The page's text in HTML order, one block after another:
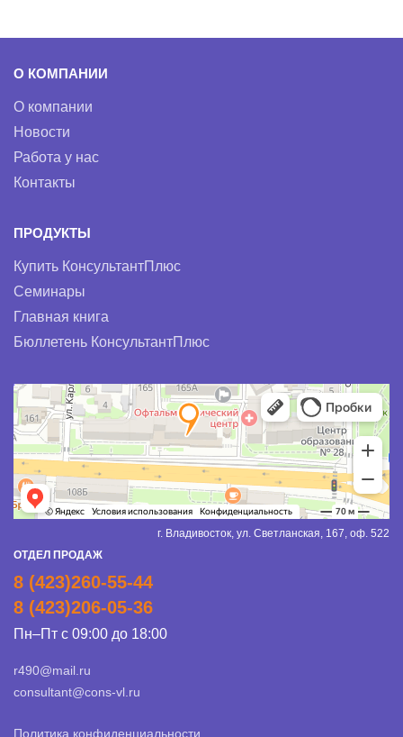
О КОМПАНИИ
О компании
Новости
Работа у нас
Контакты
ПРОДУКТЫ
Купить КонсультантПлюс
Семинары
Главная книга
Бюллетень КонсультантПлюс
г. Владивосток, ул. Светланская, 167, оф. 522
ОТДЕЛ ПРОДАЖ
8 (423)260-55-44
8 (423)206-05-36
Пн–Пт с 09:00 до 18:00
r490@mail.ru
consultant@cons-vl.ru
Политика конфиденциальности